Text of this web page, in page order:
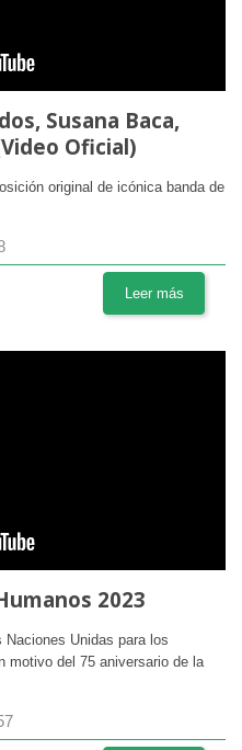
Susana Baca,
Oficial)
original de icónica banda de
Leer más
2023
Naciones Unidas para los
motivo del 75 aniversario de la